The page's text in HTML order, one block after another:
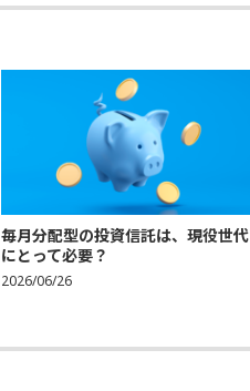
毎月分配型の投資信託は、現役世代
にとって必要？
2026/06/26